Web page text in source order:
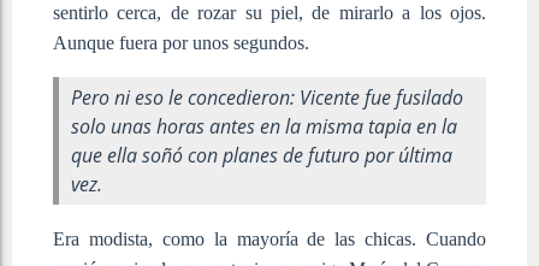
sentirlo cerca, de rozar su piel, de mirarlo a los ojos.
Aunque fuera por unos segundos.
Pero ni eso le concedieron: Vicente fue fusilado
solo unas horas antes en la misma tapia en la
que ella soñó con planes de futuro por última
vez.
Era modista, como la mayoría de las chicas. Cuando